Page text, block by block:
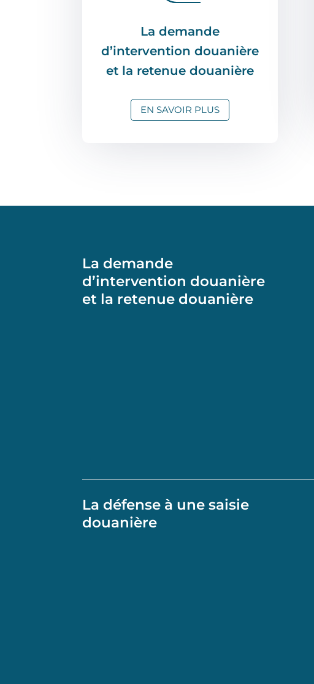
La demande
d’intervention douanière
et la retenue douanière
EN SAVOIR PLUS
La demande
d’intervention douanière
et la retenue douanière
La défense à une saisie
douanière